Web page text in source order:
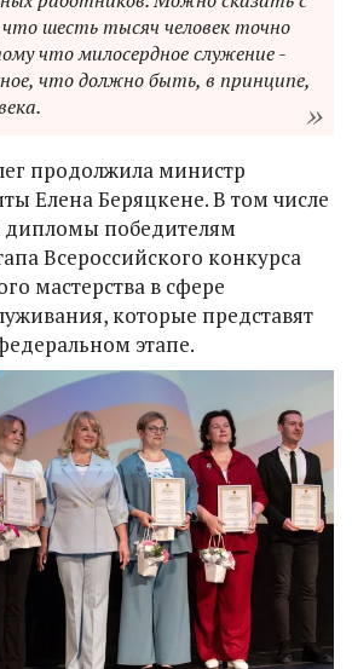
шесть тысяч человек точно
что милосердное служение -
что должно быть, в принципе,
продолжила министр
Елена Беряцкене. В том числе
дипломы победителям
Всероссийского конкурса
мастерства в сфере
которые представят
этапе.